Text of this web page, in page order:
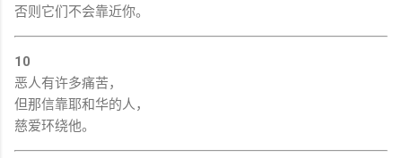
否则它们不会靠近你。
10
恶人有许多痛苦，
但那信靠耶和华的人，
慈爱环绕他。